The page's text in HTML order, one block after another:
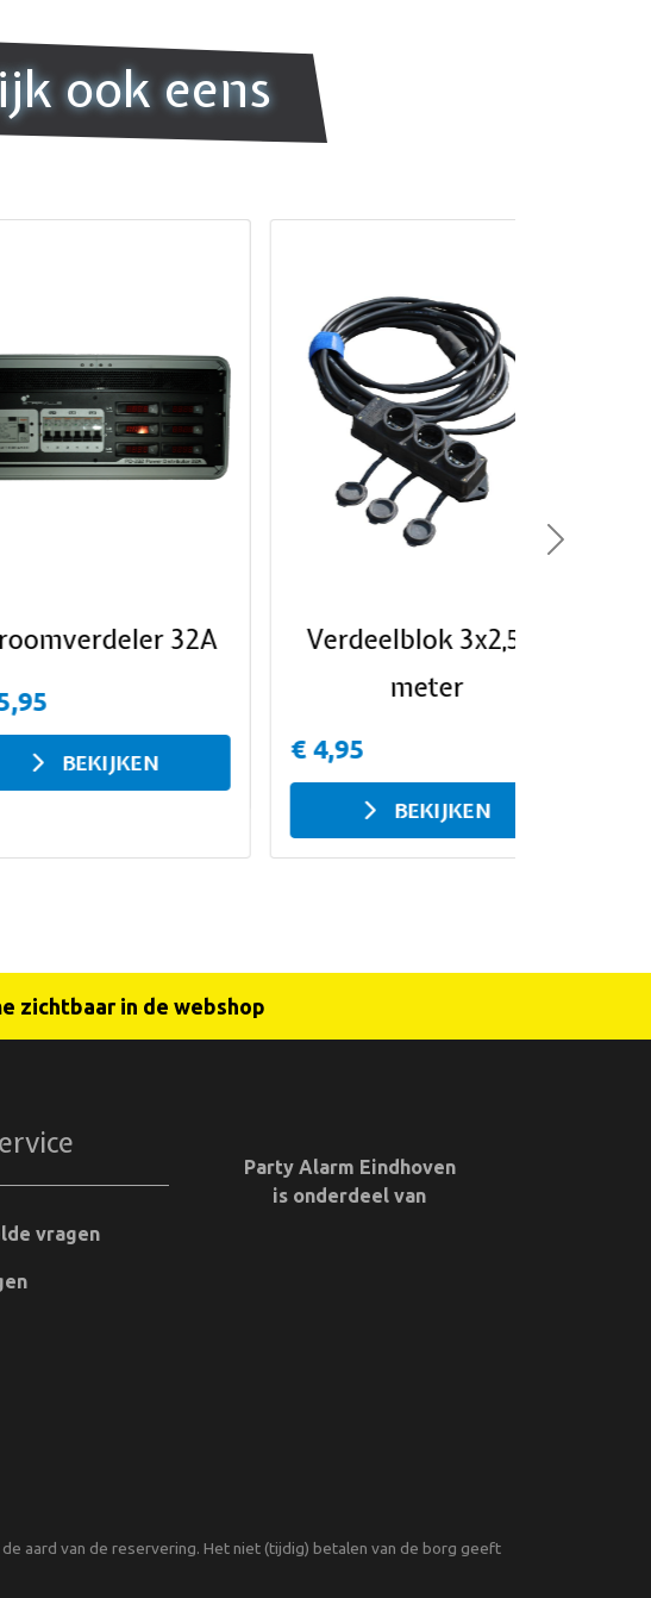
ook eens
32A
BEKIJKEN
Verdeelblok 3x2,5 9
€ 4,95
BEKIJKEN
Next
zichtbaar in de webshop
vragen
Party Alarm Eindhoven
is onderdeel van
aard van de reservering. Het niet (tijdig) betalen van de borg geeft